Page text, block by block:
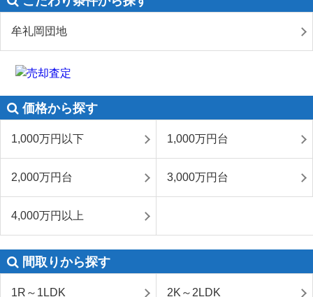
牟礼岡団地
価格から探す
1,000万円以下 1,000万円台
2,000万円台 3,000万円台
4,000万円以上
間取りから探す
1R～1LDK 2K～2LDK